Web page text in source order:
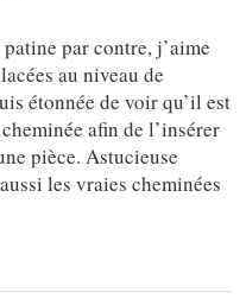
par contre, j’aime
au niveau de
étonnée de voir qu’il est
afin de l’insérer
pièce. Astucieuse
les vraies cheminées